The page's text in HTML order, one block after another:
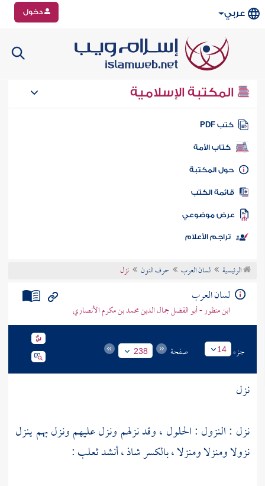
عربي دخول
المكتبة الإسلامية
كتب PDF
كتاب الأمة
المكتبة
الكتب
موضوعي
تراجم الأعلام
الرئيسية لسان العرب حرف النون نزل
لسان العرب
ابن منظور - أبو الفضل جمال الدين محمد بن مكرم الأنصاري
جزء 14 صفحة 238
نزل
نزل : النزول : الحلول ، وقد نزلهم ونزل عليهم ونزل بهم ينزل
نزولا ومنزلا ومنزلا ، بالكسر شاذ ، أنشدثعلب: